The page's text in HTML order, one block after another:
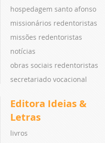
hospedagem santo afonso
missionários redentoristas
missões redentoristas
notícias
obras sociais redentoristas
secretariado vocacional
Editora Ideias &
Letras
livros